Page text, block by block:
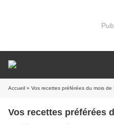
Accueil » Vos recettes préférées du mois de
Vos recettes préférées